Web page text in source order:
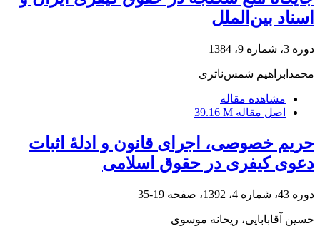
اسناد بین‌الملل
دوره 3، شماره 9، 1384
محمد‌ابراهیم شمس‌ناتری
مشاهده مقاله
اصل مقاله 39.16 M
حریم خصوصی، اجرای قانون و ادلۀ اثبات
دعوی کیفری در حقوق اسلامی
دوره 43، شماره 4، 1392، صفحه 19-35
حسین آقابابایی، ریحانه موسوی